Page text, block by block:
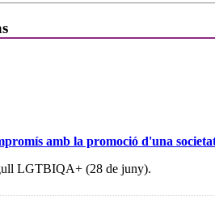
amb la promoció d'una
LGTBIQA+ (28 de juny).